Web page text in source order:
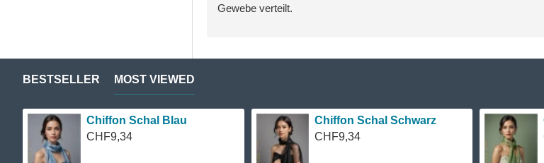
Gewebe verteilt.
BESTSELLER MOST VIEWED
Chiffon Schal Blau
CHF9,34
Chiffon Schal Schwarz
CHF9,34